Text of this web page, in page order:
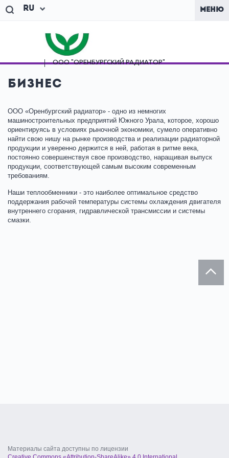
Ru МЕНЮ
ООО "ОРЕНБУРГСКИЙРАДИАТОР"
Бизнес
ООО «Оренбургский радиатор» - одно из немногих
машиностроительных предприятий Южного Урала, которое, хорошо
ориентируясь в условиях рыночной экономики, сумело оперативно
найти свою нишу на рынке производства и реализации радиаторной
продукции и уверенно держится в ней, работая в ритме века,
постоянно совершенствуя свое производство, наращивая выпуск
продукции, соответствующей самым высоким современным
требованиям.
Наши теплообменники - это наиболее оптимальное средство
поддержания рабочей температуры системы охлаждения двигателя
внутреннего сгорания, гидравлической трансмиссии и системы
смазки.
Материалы сайта доступны по лицензии